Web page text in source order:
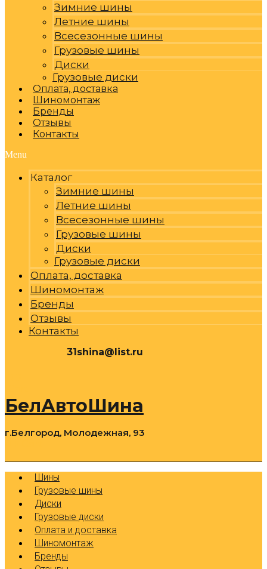
Зимние шины
Летние шины
Всесезонные шины
Грузовые шины
Диски
Грузовые диски
Оплата, доставка
Шиномонтаж
Бренды
Отзывы
Контакты
Menu
Каталог
Зимние шины
Летние шины
Всесезонные шины
Грузовые шины
Диски
Грузовые диски
Оплата, доставка
Шиномонтаж
Бренды
Отзывы
Контакты
31shina@list.ru
БелАвтоШина
г.Белгород, Молодежная, 93
Шины
Грузовые шины
Диски
Грузовые диски
Оплата и доставка
Шиномонтаж
Бренды